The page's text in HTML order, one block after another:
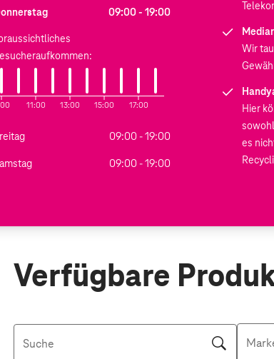
09:00 - 19:00
11:00 13:00 15:00 17:00
09:00 - 19:00
09:00 - 19:00
Wir
Hier
es
Verfügbare
Suche